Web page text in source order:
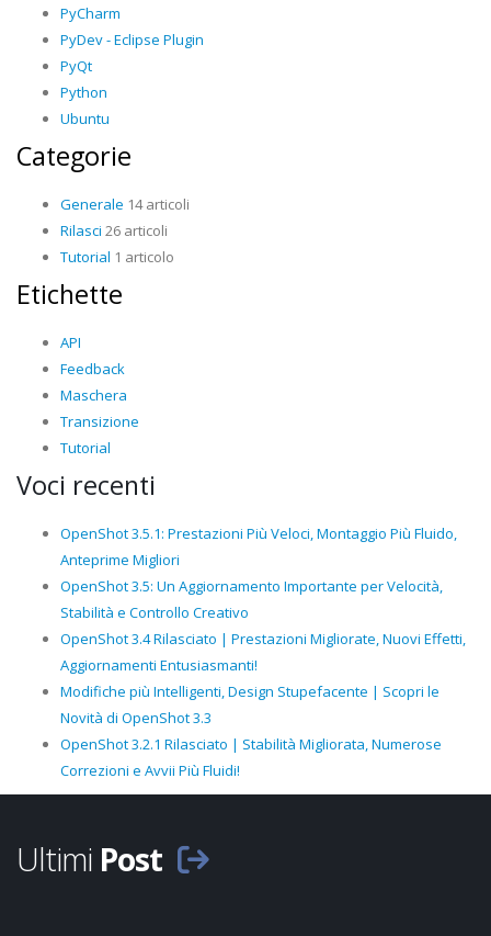
PyCharm
PyDev - Eclipse Plugin
PyQt
Python
Ubuntu
Categorie
Generale 14 articoli
Rilasci 26 articoli
Tutorial 1 articolo
Etichette
API
Feedback
Maschera
Transizione
Tutorial
Voci recenti
OpenShot 3.5.1: Prestazioni Più Veloci, Montaggio Più Fluido,
Anteprime Migliori
OpenShot 3.5: Un Aggiornamento Importante per Velocità,
Stabilità e Controllo Creativo
OpenShot 3.4 Rilasciato | Prestazioni Migliorate, Nuovi Effetti,
Aggiornamenti Entusiasmanti!
Modifiche più Intelligenti, Design Stupefacente | Scopri le
Novità di OpenShot 3.3
OpenShot 3.2.1 Rilasciato | Stabilità Migliorata, Numerose
Correzioni e Avvii Più Fluidi!
Ultimi Post